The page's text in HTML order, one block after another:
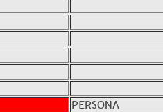
PERSONA